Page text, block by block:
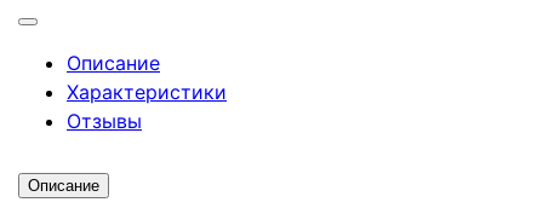
Описание
Характеристики
Отзывы
Описание